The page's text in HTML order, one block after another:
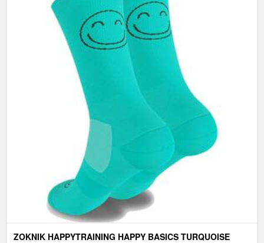
ZOKNIK HAPPYTRAINING HAPPY BASICS TURQUOISE